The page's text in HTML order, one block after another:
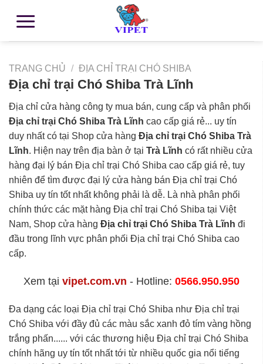
TRANG CHỦ / ĐỊA CHỈ TRẠI CHÓ SHIBA
Địa chỉ trại Chó Shiba Trà Lĩnh
Địa chỉ cửa hàng công ty mua bán, cung cấp và phân phối
Địa chỉ trại Chó Shiba Trà Lĩnh cao cấp giá rẻ... uy tín
duy nhất có tại Shop cửa hàng Địa chỉ trại Chó Shiba Trà
Lĩnh. Hiện nay trên địa bàn ở tại Trà Lĩnh có rất nhiều cửa
hàng đại lý bán Địa chỉ trại Chó Shiba cao cấp giá rẻ, tuy
nhiên để tìm được đại lý cửa hàng bán Địa chỉ trại Chó
Shiba uy tín tốt nhất không phải là dễ. Là nhà phân phối
chính thức các mặt hàng Địa chỉ trại Chó Shiba tại Việt
Nam, Shop cửa hàng Địa chỉ trại Chó Shiba Trà Lĩnh đi
đầu trong lĩnh vực phân phối Địa chỉ trại Chó Shiba cao
cấp.
Xem tại vipet.com.vn - Hotline: 0566.950.950
Đa dạng các loại Địa chỉ trại Chó Shiba như Địa chỉ trại
Chó Shiba với đầy đủ các màu sắc xanh đỏ tím vàng hồng
trắng phấn...... với các thương hiệu Địa chỉ trại Chó Shiba
chính hãng uy tín tốt nhất tới từ nhiều quốc gia nổi tiếng